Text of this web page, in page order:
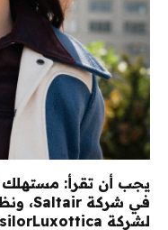
لشركة EssilorLuxottica